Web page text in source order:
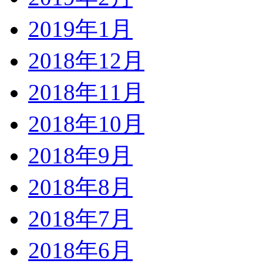
2019年1月
2018年12月
2018年11月
2018年10月
2018年9月
2018年8月
2018年7月
2018年6月